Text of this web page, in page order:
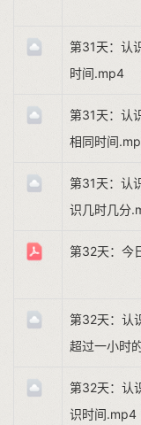
第31天：认
时间.mp4
第31天：认
相同时间
第31天：认
识几时几分
第32天：今
第32天：认
超过一小时
第32天：认
识时间.mp4